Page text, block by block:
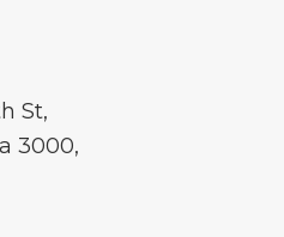
St,
3000,